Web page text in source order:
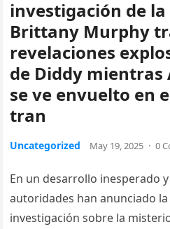
investigación de
Brittany Murphy
revelaciones
de Diddy
se ve envuelto en
tran
Uncategorized May 19, 2025 · 0
En un desarrollo inesperado
autoridades han anunciado
investigación sobre la